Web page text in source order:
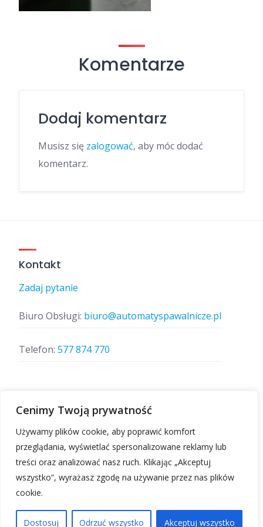
Cenimy Twoją prywatność
Używamy plików cookie, aby poprawić komfort
przeglądania, wyświetlać spersonalizowane reklamy lub
treści oraz analizować nasz ruch. Klikając „Akceptuj
wszystko”, wyrażasz zgodę na używanie przez nas plików
cookie.
Dostosuj Odrzuć wszystko Akceptuj wszystko
Komentarze
Dodaj komentarz
Musisz się zalogować, aby móc dodać
komentarz.
Kontakt
Zadaj pytanie
Biuro Obsługi: biuro@automatyspawalnicze.pl
Telefon: 577 874 770
Automatyspawalnicze.pl | Wszelkie prawa
zastrzeżone.